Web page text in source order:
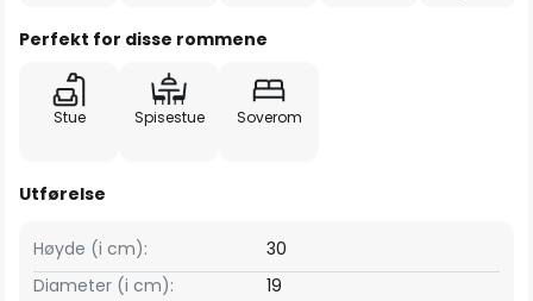
Perfekt for disse rommene
Stue Spisestue Soverom
Utførelse
Høyde (i cm):
30
Diameter (i cm):
19